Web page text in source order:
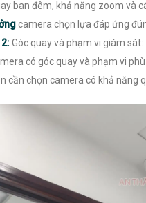
ban đêm, khả năng zoom và
camera chọn lựa đáp ứng
2:Góc quay và phạm vi giám
có góc quay và phạm vi
cần chọn camera có khả năng